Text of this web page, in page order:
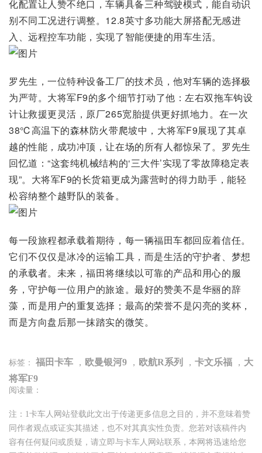
化配置让人赞不绝口，车辆具备三种驾驶模式，能自动识
别不同工况进行调整。12.8英寸多功能大屏搭配无感进
入、远程控车功能，实现了智能便捷的用车生活。
罗先生，一位特种设备工厂的技术员，他对车辆的选择极
为严苛。大将军F9的多个细节打动了他：左右双拖车钩设
计让救援更灵活，原厂265宽胎提供更好抓地力。在一次
38℃高温下的森林防火带爬坡中，大将军F9展现了其卓
越的性能，成功冲顶，让在场的所有人都惊呆了。罗先生
回忆道：“这套纯机械结构的‘三大件’实现了零故障稳定表
现”。大将军F9的长货箱更成为露营时的得力助手，能轻
松容纳整个越野队的装备。
每一段旅程都承载着期待，每一辆福田车都回应着信任。
它们不仅仅是冰冷的运输工具，而是生活的守护者、梦想
的承载者。未来，福田将继续以可靠的产品和用心的服
务，守护每一位用户的旅途。最好的赞美不是华丽的辞
藻，而是用户的重复选择；最高的荣誉不是闪亮的奖杯，
而是方向盘后那一抹踏实的微笑。
标签： 福田卡车 ， 欧曼银河9 ， 欧航R系列 ， 卡文乐福 ， 大
将军F9
阅读量：
注：1卡车人网站登载此文出于传递更多信息之目的，并不意味着赞
同作者观点或证实其描述，也不对其真实性负责。您若对该稿件内
容有任何疑问或质疑，请立即与卡车人网站联系，本网将迅速给您